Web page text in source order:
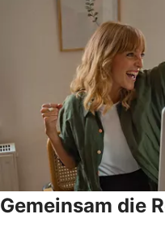
Gemeinsam die